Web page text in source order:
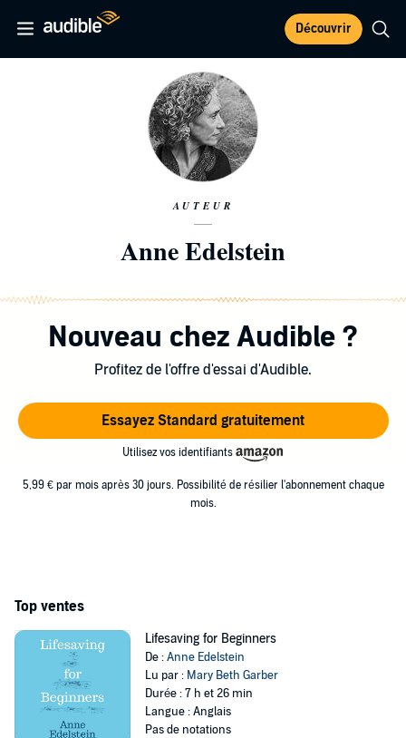
Découvrir
AUTEUR
Anne Edelstein
Nouveau chez Audible ?
Profitez de l'offre d'essai d'Audible.
Essayez Standard gratuitement
Utilisez vos identifiants
5,99 € par mois après 30 jours. Possibilité de résilier l'abonnement chaque
mois.
Top ventes
Lifesaving for Beginners
De :Anne Edelstein
Lu par : Mary Beth Garber
Durée : 7 h et 26 min
Langue : Anglais
Pas de notations